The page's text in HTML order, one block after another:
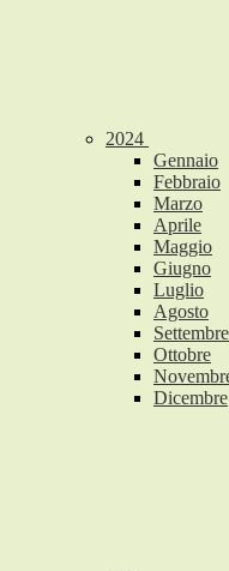
2024
Gennaio
Febbraio
Marzo
Aprile
Maggio
Giugno
Luglio
Agosto
Settembre
Ottobre
Dicembre